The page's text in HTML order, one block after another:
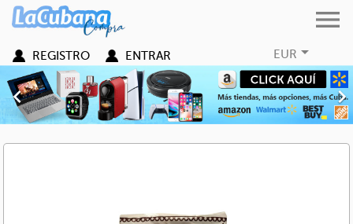

EUR
REGISTRO ENTRAR

Anterior